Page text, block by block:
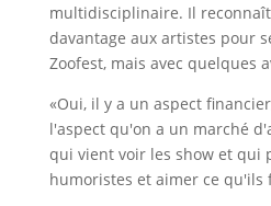
multidisciplinaire. Il
davantage aux artistes pour
Zoofest, mais avec quelques
«Oui, il y a un aspect
l'aspect qu'on a un marché
qui vient voir les show et qui
humoristes et aimer ce qu'ils